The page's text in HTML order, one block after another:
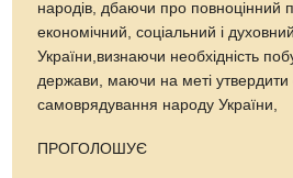
народів, дбаючи про повноцінний
економічний, соціальний і
України,визнаючи необхідність
держави, маючи на меті утвердити
самоврядування народу України,
ПРОГОЛОШУЄ